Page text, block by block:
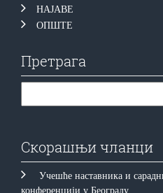
НАЈАВЕ
ОПШТЕ
Претрага
Скорашњи чланци
Учешће наставника и
конференцији у Београду